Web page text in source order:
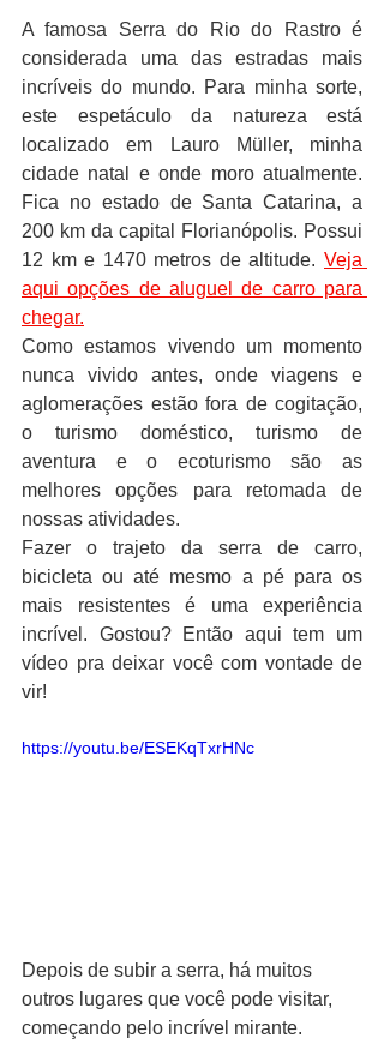
A famosa Serra do Rio do Rastro é
considerada uma das estradas mais
incríveis do mundo. Para minha sorte,
este espetáculo da natureza está
localizado em Lauro Müller, minha
cidade natal e onde moro atualmente.
Fica no estado de Santa Catarina, a
200 km da capital Florianópolis. Possui
12 km e 1470 metros de altitude. Veja
aqui opções de aluguel de carro para
chegar.
Como estamos vivendo um momento
nunca vivido antes, onde viagens e
aglomerações estão fora de cogitação,
o turismo doméstico, turismo de
aventura e o ecoturismo são as
melhores opções para retomada de
nossas atividades.
Fazer o trajeto da serra de carro,
bicicleta ou até mesmo a pé para os
mais resistentes é uma experiência
incrível. Gostou? Então aqui tem um
vídeo pra deixar você com vontade de
vir!
https://youtu.be/ESEKqTxrHNc
Depois de subir a serra, há muitos
outros lugares que você pode visitar,
começando pelo incrível mirante.